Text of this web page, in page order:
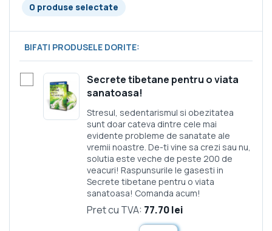
0 produse selectate
BIFATI PRODUSELE DORITE:
Secrete tibetane pentru o viata
sanatoasa!
Stresul, sedentarismul si obezitatea
sunt doar cateva dintre cele mai
evidente probleme de sanatate ale
vremii noastre. De-ti vine sa crezi sau nu,
solutia este veche de peste 200 de
veacuri! Raspunsurile le gasesti in
Secrete tibetane pentru o viata
sanatoasa! Comanda acum!
Pret cu TVA: 77.70 lei